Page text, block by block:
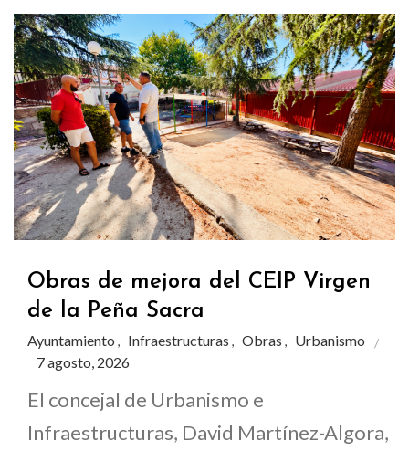
Obras de mejora del CEIP Virgen
de la Peña Sacra
Ayuntamiento , Infraestructuras , Obras , Urbanismo
7 agosto, 2026
El concejal de Urbanismo e
Infraestructuras, David Martínez-Algora,